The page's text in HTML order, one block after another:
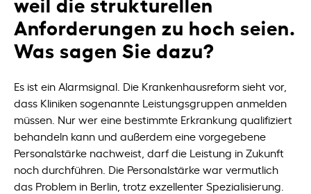
Anforderungen zu hoch seien.
Was sagen Sie dazu?
Es ist ein Alarmsignal. Die Krankenhausreform sieht vor,
dass Kliniken sogenannte Leistungsgruppen anmelden
müssen. Nur wer eine bestimmte Erkrankung qualifiziert
behandeln kann und außerdem eine vorgegebene
Personalstärke nachweist, darf die Leistung in Zukunft
noch durchführen. Die Personalstärke war vermutlich
das Problem in Berlin, trotz exzellenter Spezialisierung.